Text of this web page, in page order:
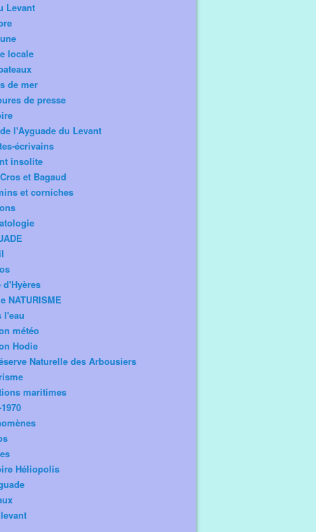
Levant
locale
de mer
de presse
l'Ayguade du Levant
écrivains
insolite
et Bagaud
et corniches
d'Hyères
NATURISME
l'eau
météo
Hodie
Naturelle des Arbousiers
maritimes
Héliopolis